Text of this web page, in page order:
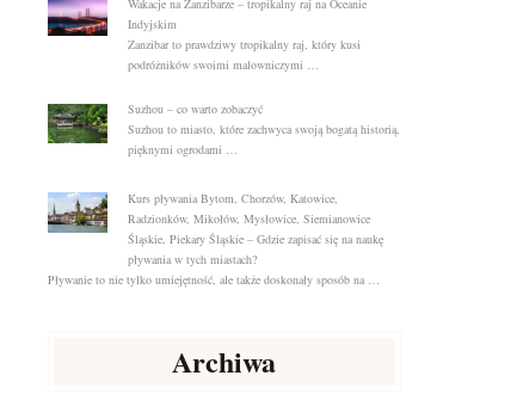
Wakacje na Zanzibarze – tropikalny raj na Oceanie
Indyjskim
Zanzibar to prawdziwy tropikalny raj, który kusi
podróżników swoimi malowniczymi …
Suzhou – co warto zobaczyć
Suzhou to miasto, które zachwyca swoją bogatą historią,
pięknymi ogrodami …
Kurs pływania Bytom, Chorzów, Katowice,
Radzionków, Mikołów, Mysłowice, Siemianowice
Śląskie, Piekary Śląskie – Gdzie zapisać się na naukę
pływania w tych miastach?
Pływanie to nie tylko umiejętność, ale także doskonały sposób na …
Archiwa